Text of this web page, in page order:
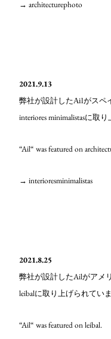
→ architecturephoto
2021.9.13
弊社が設計したAilがスペ
interiores minimalistasに取り
“Ail“ was featured on
→ interioresminimalistas
2021.8.25
弊社が設計したAilがアメ
leibalに取り上げられてい
“Ail“ was featured on leibal.